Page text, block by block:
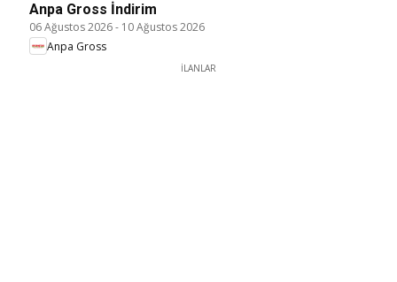
Anpa Gross İndirim
06 Ağustos 2026- 10 Ağustos 2026
Anpa Gross
İLANLAR